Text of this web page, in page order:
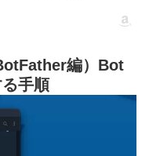
編）Bot
手順